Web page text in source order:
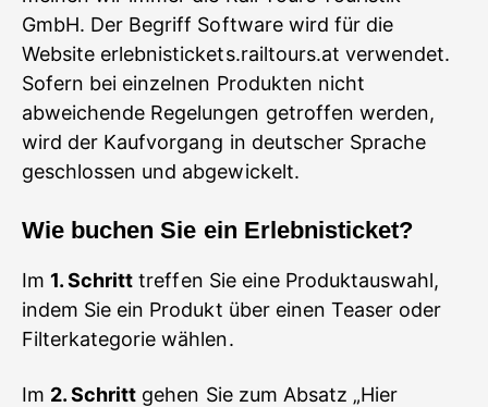
GmbH. Der Begriff Software wird für die
Website erlebnistickets.railtours.at verwendet.
Sofern bei einzelnen Produkten nicht
abweichende Regelungen getroffen werden,
wird der Kaufvorgang in deutscher Sprache
geschlossen und abgewickelt.
Wie buchen Sie ein Erlebnisticket?
Im 1. Schritt treffen Sie eine Produktauswahl,
indem Sie ein Produkt über einen Teaser oder
Filterkategorie wählen.
Im 2. Schritt gehen Sie zum Absatz „Hier